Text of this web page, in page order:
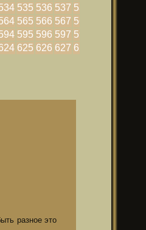
535 536 537 538
565 566 567 568
595 596 597 598
625 626 627 628
разное это